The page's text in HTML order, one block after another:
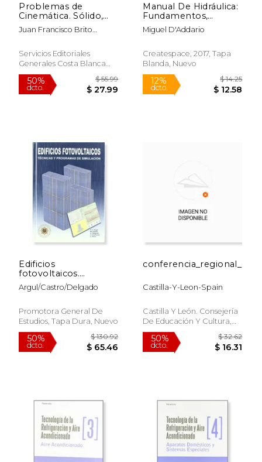
Problemas de
Cinemática. Sólido,
Rígido y Mecanismos
Planos: 1 (Ecu)
Juan Francisco Brito
Servicios Editoriales
Generales Costa Blanca
S.L., 2021, 1 Edición, Tapa
Blanda, Nuevo
50%
dcto. $ 27.99
Manual De Hidráulica:
Fundamentos,
Aplicaciones Y
Ejercicios (spanish
Miguel D'Addario
Createspace, 2017, Tapa
Blanda, Nuevo
12%
Edificios
fotovoltaicos.
tecnicas y programas
de simulacion + CD
Argul/castro/delgado
Promotora General De
Estudios, Tapa Dura, Nuevo
Castilla-Y-Leon-Spain
Castilla Y León. Consejería
De Educación Y Cultura,
Tapa Blanda, Nuevo